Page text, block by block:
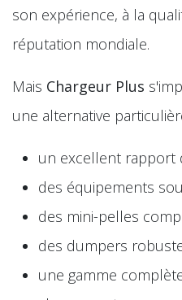
son expérience, à la
réputation mondiale.
Mais Chargeur Plus
une alternative
un excellent rapport
des équipements
des mini-pelles
des dumpers
une gamme